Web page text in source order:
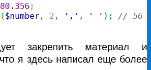
;
($number , 2 , ',' , ' ' ) ; // 56
закрепить материал и
я здесь написал еще более